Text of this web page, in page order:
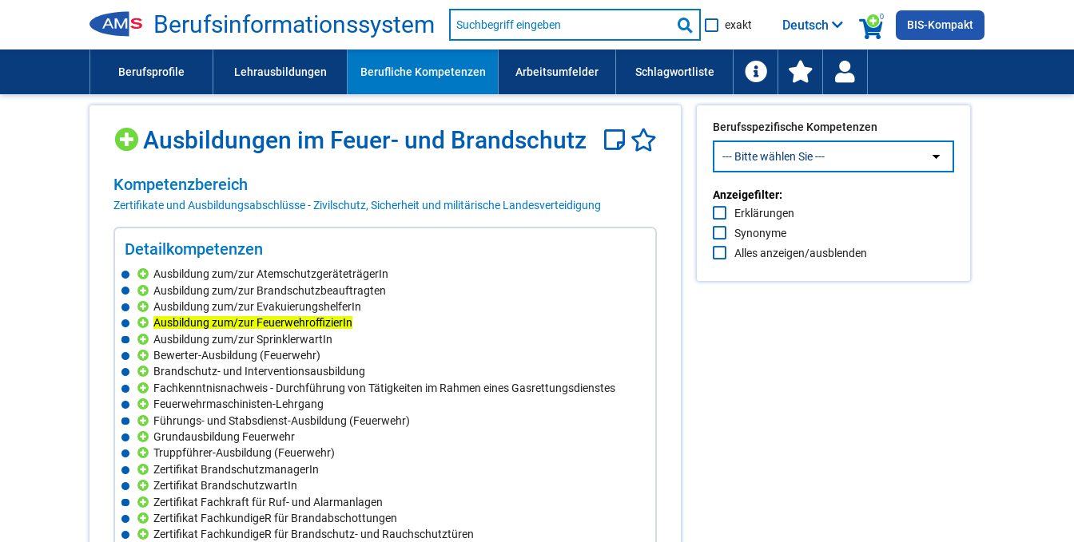
Be­rufs­in­for­ma­ti­ons­sys­tem
Suche
nach
Lehrausbildung,
usw.
Suche
starten
exakt
0
Deutsch BIS-Kompakt
Aus­bil­dun­gen im Feu­er- und Brand­schutz
Kom­pe­tenz­be­reich
Zertifikate und Ausbildungsabschlüsse - Zivilschutz, Sicherheit und militärische Landesverteidigung
De­tail­kom­pe­ten­zen
Ausbildung zum/zur AtemschutzgeräteträgerIn
Ausbildung zum/zur Brandschutzbeauftragten
Ausbildung zum/zur EvakuierungshelferIn
Ausbildung zum/zur FeuerwehroffizierIn
Ausbildung zum/zur SprinklerwartIn
Bewerter-Ausbildung (Feuerwehr)
Brandschutz- und Interventionsausbildung
Fachkenntnisnachweis - Durchführung von Tätigkeiten im Rahmen eines Gasrettungsdienstes
Feuerwehrmaschinisten-Lehrgang
Führungs- und Stabsdienst-Ausbildung (Feuerwehr)
Grundausbildung Feuerwehr
Truppführer-Ausbildung (Feuerwehr)
Zertifikat BrandschutzmanagerIn
Zertifikat BrandschutzwartIn
Zertifikat Fachkraft für Ruf- und Alarmanlagen
Zertifikat FachkundigeR für Brandabschottungen
Zertifikat FachkundigeR für Brandschutz- und Rauchschutztüren
Berufsspezifische Kompetenzen
Anzeigefilter:
Erklärungen
Synonyme
Alles anzeigen/ausblenden